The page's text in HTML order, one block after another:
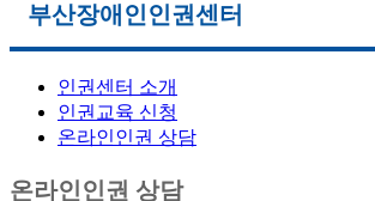
메인메뉴
연구소 소개
부산장애인인권센터
부산장애인인권센터
인권센터 소개
인권교육 신청
온라인인권 상담
온라인인권 상담